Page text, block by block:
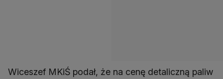
Wiceszef MKiŚ podał, że na cenę detaliczną paliw